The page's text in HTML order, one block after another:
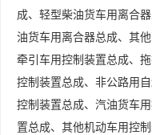
成、轻型柴油货车用离合
油货车用离合器总成、其
牵引车用控制装置总成、
控制装置总成、非公路用
控制装置总成、汽油货车
置总成、其他机动车用控